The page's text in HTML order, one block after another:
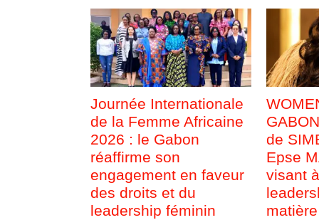
Journée Internationale
de la Femme Africaine
2026 : le Gabon
réaffirme son
engagement en faveur
des droits et du
leadership féminin
de
Epse
visant